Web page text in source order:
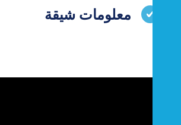
معلومات شيقة